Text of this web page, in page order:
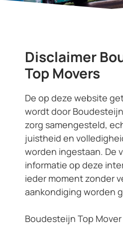
Disclaimer
Top Movers
De op deze website
wordt door
zorg samengesteld,
juistheid en
worden ingestaan. De
informatie op deze
ieder moment zonder
aankondiging worden
Boudesteijn Top